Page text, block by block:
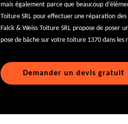
mais également parce que beaucoup
Toiture SRL pour effectuer une réparation
Falck & Weiss Toiture SRL propose de poser
pose de bâche sur votre toiture 1370 dans les
Demander un devis gratuit